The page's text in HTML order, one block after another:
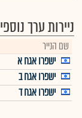
ניירות ערך
שם הנייר
ישפרו אגח א
ישפרו אגח ב
ישפרו אגח ד